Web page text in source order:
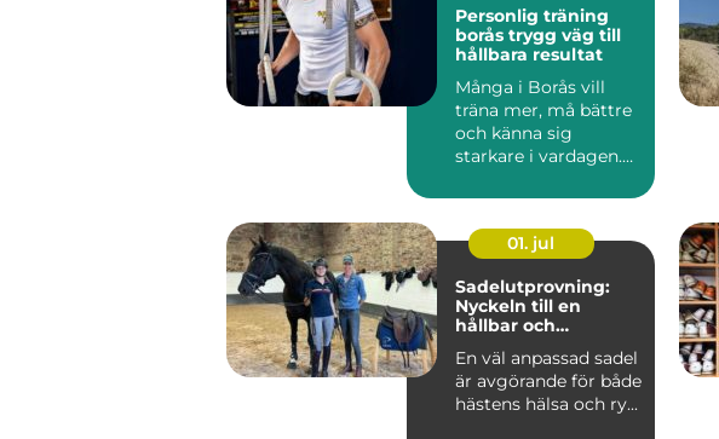
Personlig träning
borås trygg väg till
hållbara resultat
Många i Borås vill
träna mer, må bättre
och känna sig
starkare i vardagen.
efter...
01. jul
Sadelutprovning:
Nyckeln till en
hållbar och
En väl anpassad sadel
är avgörande för både
hästens hälsa och ry...